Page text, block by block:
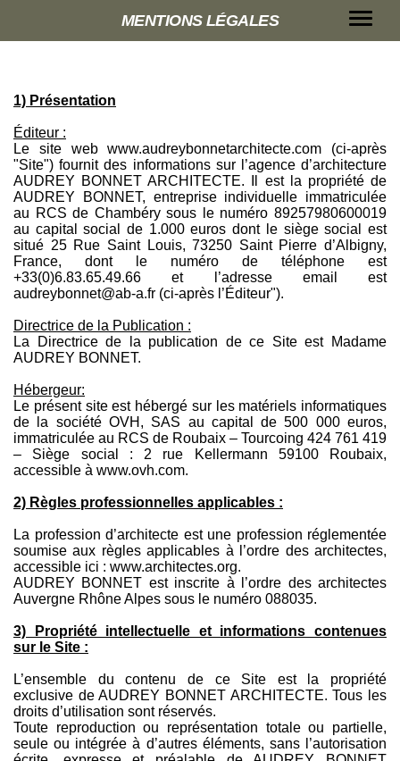
MENTIONS LÉGALES
1) Présentation
Éditeur :
Le site web www.audreybonnetarchitecte.com (ci-après
"Site") fournit des informations sur l’agence d’architecture
AUDREY BONNET ARCHITECTE. Il est la propriété de
AUDREY BONNET, entreprise individuelle immatriculée
au RCS de Chambéry sous le numéro 89257980600019
au capital social de 1.000 euros dont le siège social est
situé 25 Rue Saint Louis, 73250 Saint Pierre d’Albigny,
France, dont le numéro de téléphone est
+33(0)6.83.65.49.66 et l’adresse email est
audreybonnet@ab-a.fr (ci-après l’Éditeur").
Directrice de la Publication :
La Directrice de la publication de ce Site est Madame
AUDREY BONNET.
Hébergeur:
Le présent site est hébergé sur les matériels informatiques
de la société OVH, SAS au capital de 500 000 euros,
immatriculée au RCS de Roubaix – Tourcoing 424 761 419
– Siège social : 2 rue Kellermann 59100 Roubaix,
accessible à www.ovh.com.
2) Règles professionnelles applicables :
La profession d’architecte est une profession réglementée
soumise aux règles applicables à l’ordre des architectes,
accessible ici : www.architectes.org.
AUDREY BONNET est inscrite à l’ordre des architectes
Auvergne Rhône Alpes sous le numéro 088035.
3) Propriété intellectuelle et informations contenues
sur le Site :
L’ensemble du contenu de ce Site est la propriété
exclusive de AUDREY BONNET ARCHITECTE. Tous les
droits d’utilisation sont réservés.
Toute reproduction ou représentation totale ou partielle,
seule ou intégrée à d’autres éléments, sans l’autorisation